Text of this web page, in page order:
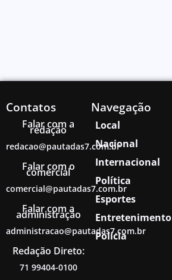
Contatos
Falar com a
redação
redacao@pautadas7.com.br
Falar com o
comercial
comercial@pautadas7.com.br
Falar com a
administração
administracao@pautadas7.com.br
Redação Direto:
71 99404-0100
Navegação
Local
Nacional
Internacional
Política
Esportes
Entretenimento
Polícia